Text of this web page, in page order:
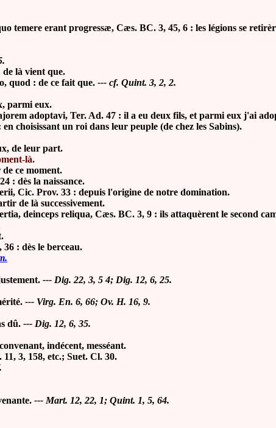
temere erant progressæ, Cæs. BC. 3, 45, 6 : les légions se
de là vient que.
quod : de ce fait que. --- cf. Quint. 3, 2, 2.
parmi eux.
adoptavi, Ter. Ad. 47 : il a eu deux fils, et parmi eux j'ai
un roi dans leur peuple (de chez les Sabins).
de leur part.
là.
ce moment.
: dès la naissance.
Cic. Prov. 33 : depuis l'origine de notre domination.
de là successivement.
reliqua, Cæs. BC. 3, 9 : ils attaquèrent le second
: dès le berceau.
--- Dig. 22, 3, 5 4; Dig. 12, 6, 25.
--- Virg. En. 6, 66; Ov. H. 16, 9.
dû. --- Dig. 12, 6, 35.
indécent, messéant.
3, 158, etc.; Suet. Cl. 30.
--- Mart. 12, 22, 1; Quint. 1, 5, 64.